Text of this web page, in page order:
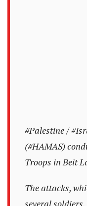
#Palestine/
(#HAMAS)
Troops in Beit
The attacks,
several